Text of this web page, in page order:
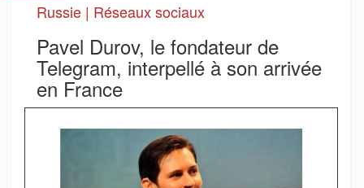
Russie | Réseaux sociaux
Pavel Durov, le fondateur de
Telegram, interpellé à son arrivée
en France